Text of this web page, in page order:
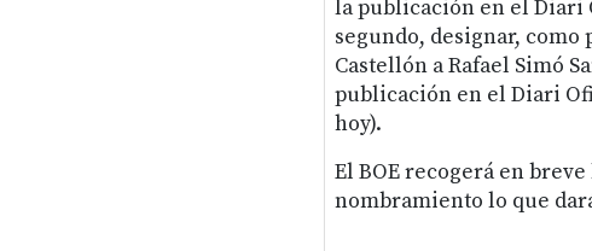
la publicación en el Diari
segundo, designar,
Castellón a Rafael Simó
publicación en el Diari
hoy).
El BOE recogerá en
nombramiento lo que